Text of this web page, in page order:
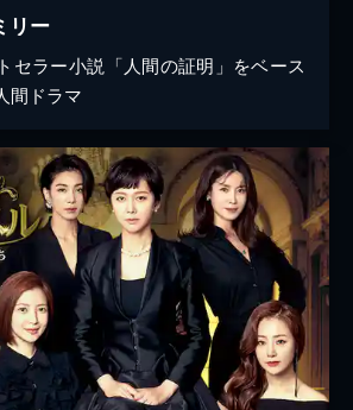
リー
セラー小説「人間の証明」をベース
間ドラマ